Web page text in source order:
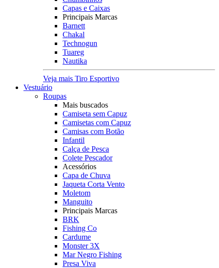
Capas e Caixas
Principais Marcas
Barnett
Chakal
Technogun
Tuareg
Nautika
Veja mais Tiro Esportivo
Vestuário
Roupas
Mais buscados
Camiseta sem Capuz
Camisetas com Capuz
Camisas com Botão
Infantil
Calça de Pesca
Colete Pescador
Acessórios
Capa de Chuva
Jaqueta Corta Vento
Moletom
Manguito
Principais Marcas
BRK
Fishing Co
Cardume
Monster 3X
Mar Negro Fishing
Presa Viva